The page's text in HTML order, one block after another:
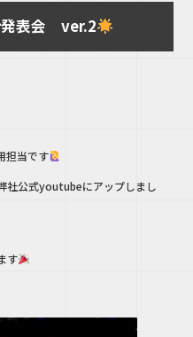
発表会 ver.2
担当です
社公式youtubeにアップしまし
す